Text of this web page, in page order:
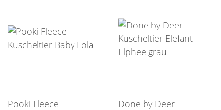
Pooki Fleece
Done by Deer